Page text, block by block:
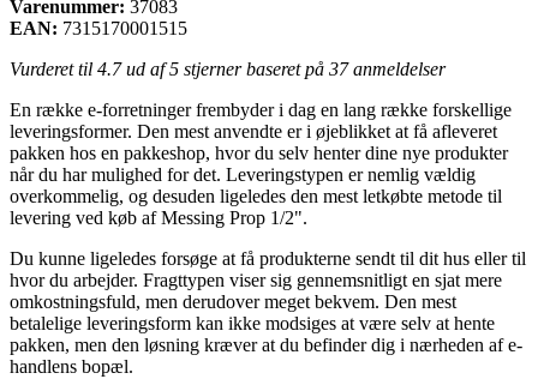
Varenummer: 37083
EAN: 7315170001515
Vurderet til 4.7ud af 5 stjerner baseret på 37anmeldelser
En række e-forretninger frembyder i dag en lang række forskellige
leveringsformer. Den mest anvendte er i øjeblikket at få afleveret
pakken hos en pakkeshop, hvor du selv henter dine nye produkter
når du har mulighed for det. Leveringstypen er nemlig vældig
overkommelig, og desuden ligeledes den mest letkøbte metode til
levering ved køb af Messing Prop 1/2".
Du kunne ligeledes forsøge at få produkterne sendt til dit hus eller til
hvor du arbejder. Fragttypen viser sig gennemsnitligt en sjat mere
omkostningsfuld, men derudover meget bekvem. Den mest
betalelige leveringsform kan ikke modsiges at være selv at hente
pakken, men den løsning kræver at du befinder dig i nærheden af e-
handlens bopæl.